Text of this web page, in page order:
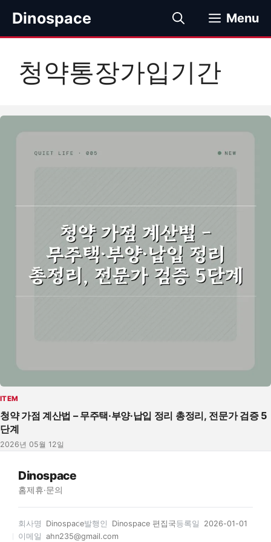
츠
기
Dinospace Menu
청약통장가입기간
ITEM
청약 가점 계산법 – 무주택·부양·납입 정리 총정리, 전문가 검증 5
단계
2026년 05월 12일
Dinospace
홈제휴·문의
회사명 Dinospace발행인 Dinospace 편집국등록일
2026-01-01
이메일 ahn235@gmail.com